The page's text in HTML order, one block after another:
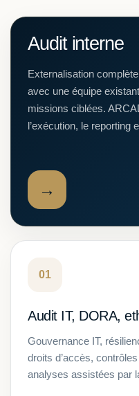
Audit interne
Externalisation
avec une équipe
missions ciblées.
l’exécution, le reporting
→
01
Audit IT, DORA,
Gouvernance IT,
droits d’accès,
analyses assistées par